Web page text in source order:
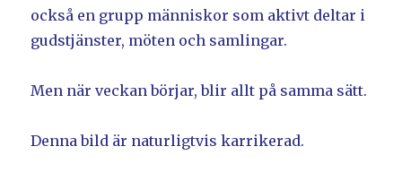
också en grupp människor som aktivt deltar i
gudstjänster, möten och samlingar.
Men när veckan börjar, blir allt på samma sätt.
Denna bild är naturligtvis karrikerad.